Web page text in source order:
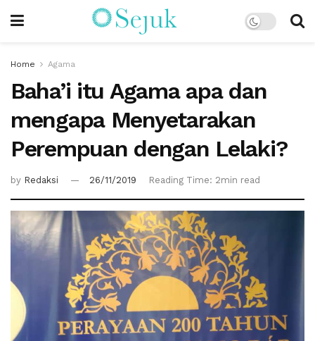
Home Agama
Baha’i itu Agama apa dan
mengapa Menyetarakan
Perempuan dengan Lelaki?
by Redaksi 26/11/2019 Reading Time: 2min read